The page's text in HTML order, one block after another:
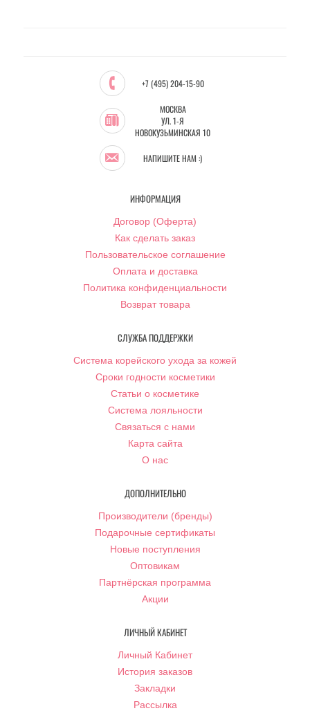
+7 (495) 204-15-90
МОСКВА
УЛ. 1-Я
НОВОКУЗЬМИНСКАЯ 10
НАПИШИТЕ НАМ :)
ИНФОРМАЦИЯ
Договор (Оферта)
Как сделать заказ
Пользовательское соглашение
Оплата и доставка
Политика конфиденциальности
Возврат товара
СЛУЖБА ПОДДЕРЖКИ
Система корейского ухода за кожей
Сроки годности косметики
Статьи о косметике
Система лояльности
Связаться с нами
Карта сайта
О нас
ДОПОЛНИТЕЛЬНО
Производители (бренды)
Подарочные сертификаты
Новые поступления
Оптовикам
Партнёрская программа
Акции
ЛИЧНЫЙ КАБИНЕТ
Личный Кабинет
История заказов
Закладки
Рассылка